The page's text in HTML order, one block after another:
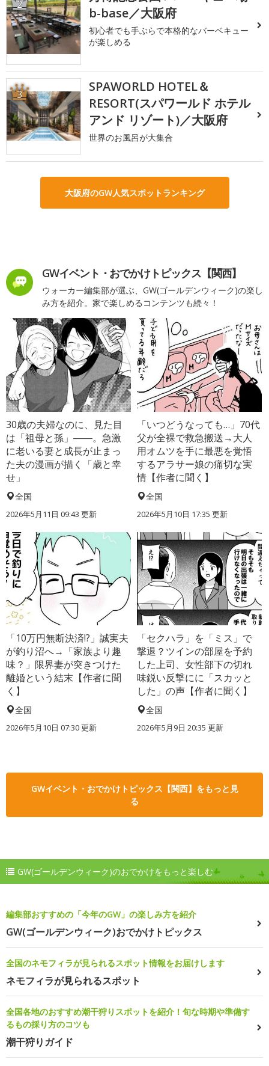
2
b-base／大阪府
初心者でも手ぶらで本格的なバーベキュー
が楽しめる
3
SPAWORLD HOTEL＆
RESORT(スパワールド ホテル
アンド リゾート)／大阪府
世界のお風呂が大集合
大阪府のGW人気スポットランキング
GWイベント・おでかけトピックス【関西】
ウォーカー編集部が選ぶ、GW(ゴールデンウィーク)の楽し
み方を紹介。家で楽しめるコンテンツも続々！
30歳の夫婦なのに、見た目
は「祖母と孫」――。急激
に老いる妻と成長が止まっ
た夫の漫画が描く「歳と幸
せ」
全国
2026年5月11日 09:43 更新
「いつどうなっても…」70代
父が全裸で救急搬送→大人
用オムツを手に最悪を覚悟
するアラサー娘の痛切な実
情【作者に聞く】
全国
2026年5月10日 17:35 更新
「10万円無断決済!?」誠実夫
が釣り沼へ→「家族より趣
味？」限界妻が突きつけた
離婚という結末【作者に聞
く】
全国
2026年5月10日 07:30 更新
「セクハラ」を「ミス」で
撃退？ツインの部屋を予約
した上司、女性部下の切れ
味鋭い反撃にに「スカッと
した」の声【作者に聞く】
全国
2026年5月9日 20:35 更新
GWイベント・おでかけトピックス【関西】をもっと見
る
GW(ゴールデンウィーク)のおでかけをもっと楽しむ
編集部おすすめの「今年のGW」の楽しみ方を紹介
GW(ゴールデンウィーク)おでかけトピックス
全国のネモフィラが見られるスポット情報をお届けします
ネモフィラが見られるスポット
全国各地のおすすめ潮干狩りスポットを紹介！旬な時期や準備す
るもの採り方のコツも
潮干狩りガイド